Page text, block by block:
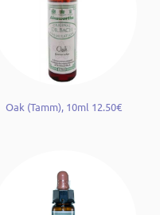
Oak (Tamm), 10ml 12.50€